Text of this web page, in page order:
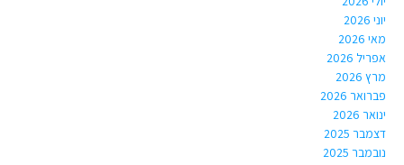
יוני 2026
מאי 2026
אפריל 2026
מרץ 2026
פברואר 2026
ינואר 2026
דצמבר 2025
נובמבר 2025